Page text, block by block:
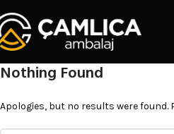
Nothing Found
Apologies, but no results were